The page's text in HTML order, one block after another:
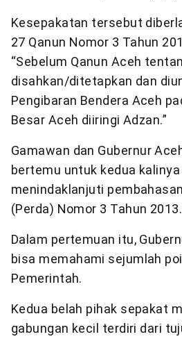
Kesepakatan tersebut
27 Qanun Nomor 3 Tahun
“Sebelum Qanun Aceh
disahkan/ditetapkan dan
Pengibaran Bendera Aceh
Besar Aceh diiringi Adzan.”
Gamawan dan Gubernur
bertemu untuk kedua kalinya
menindaklanjuti
(Perda) Nomor 3 Tahun 2013.
Dalam pertemuan itu,
bisa memahami sejumlah
Pemerintah.
Kedua belah pihak sepakat
gabungan kecil terdiri dari